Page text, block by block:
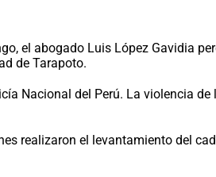
el abogado Luis López Gavidia
de Tarapoto.
Nacional del Perú. La violencia
realizaron el levantamiento del